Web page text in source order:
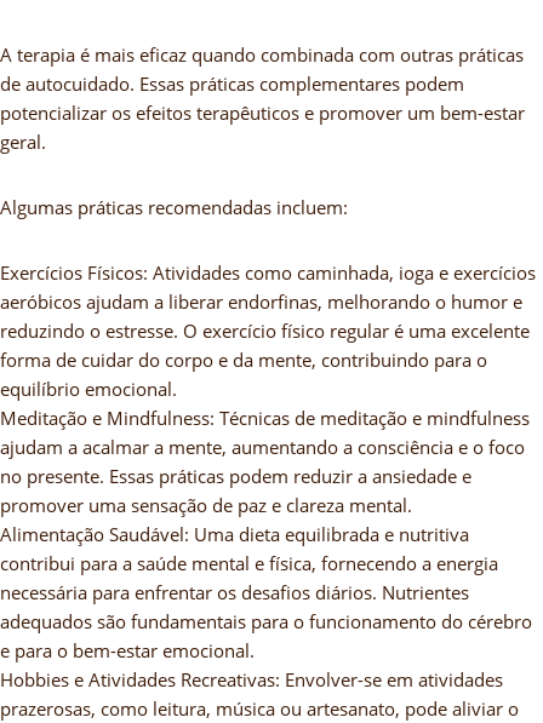
A terapia é mais eficaz quando combinada com outras práticas
de autocuidado. Essas práticas complementares podem
potencializar os efeitos terapêuticos e promover um bem-estar
geral.
Algumas práticas recomendadas incluem:
Exercícios Físicos: Atividades como caminhada, ioga e exercícios
aeróbicos ajudam a liberar endorfinas, melhorando o humor e
reduzindo o estresse. O exercício físico regular é uma excelente
forma de cuidar do corpo e da mente, contribuindo para o
equilíbrio emocional.
Meditação e Mindfulness: Técnicas de meditação e mindfulness
ajudam a acalmar a mente, aumentando a consciência e o foco
no presente. Essas práticas podem reduzir a ansiedade e
promover uma sensação de paz e clareza mental.
Alimentação Saudável: Uma dieta equilibrada e nutritiva
contribui para a saúde mental e física, fornecendo a energia
necessária para enfrentar os desafios diários. Nutrientes
adequados são fundamentais para o funcionamento do cérebro
e para o bem-estar emocional.
Hobbies e Atividades Recreativas: Envolver-se em atividades
prazerosas, como leitura, música ou artesanato, pode aliviar o